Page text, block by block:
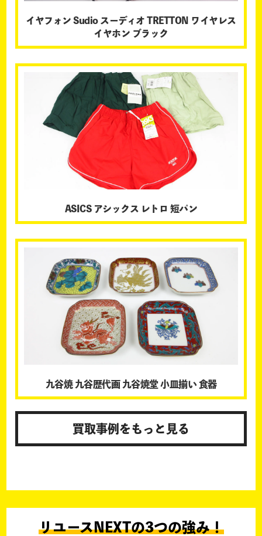
イヤフォン Sudio スーディオ TRETTON ワイヤレス
イヤホン ブラック
ASICS アシックス レトロ 短パン
九谷焼 九谷歴代画 九谷焼堂 小皿揃い 食器
買取事例をもっと見る
リユースNEXTの3つの強み！